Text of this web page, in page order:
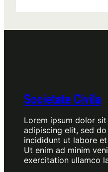
Societate Civila
Lorem ipsum dolor
adipiscing elit, sed
incididunt ut labore
Ut enim ad minim
exercitation ullamco